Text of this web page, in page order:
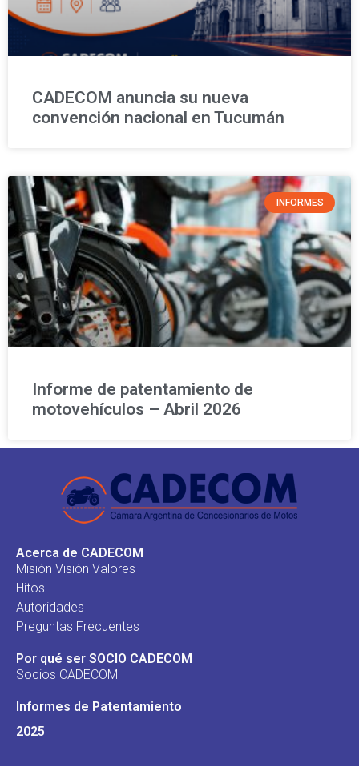
CADECOM anuncia su nueva
convención nacional en Tucumán
INFORMES
Informe de patentamiento de
motovehículos – Abril 2026
Acerca de CADECOM
Misión Visión Valores
Hitos
Autoridades
Preguntas Frecuentes
Por qué ser SOCIO CADECOM
Socios CADECOM
Informes de Patentamiento
2025